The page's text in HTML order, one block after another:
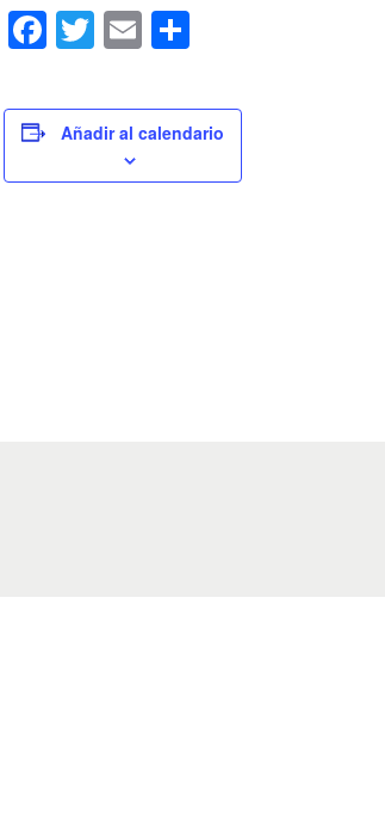
F
a
c
e
b
T
wi
tt
er
E
m
ail
C
m
p
ar
Añadir al calendario